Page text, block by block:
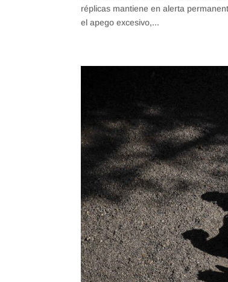
réplicas mantiene en alerta
el apego excesivo,...